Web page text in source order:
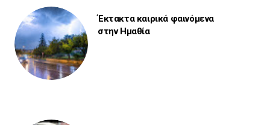
Έκτακτα καιρικά φαινόμενα
στην Ημαθία